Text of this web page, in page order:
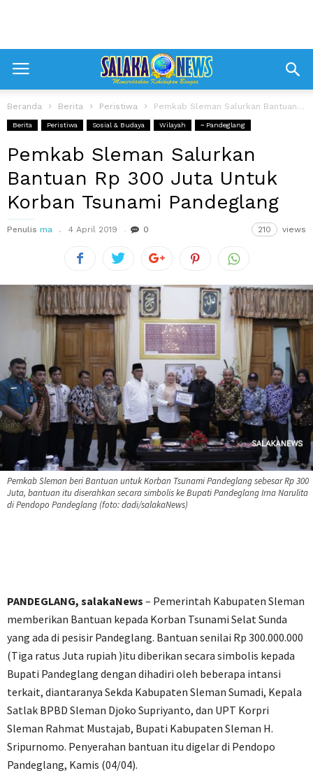
Beranda Berita Peristiwa Pemkab Sleman Salurkan Bantuan Rp 300 Juta Untuk Korban Tsunami Pandeglang
Berita Peristiwa Sosial & Budaya Wilayah ~ Pandeglang
Pemkab Sleman Salurkan
Bantuan Rp 300 Juta Untuk
Korban Tsunami Pandeglang
Penulis ma 4 April 2019 0 210 views
Pemkab Sleman beri Bantuan untuk Korban Tsunami Pandeglang sebesar Rp 300
Juta, bantuan itu diserahkan secara simbolis ke Bupati Pandeglang Irna Narulita
di Pendopo Pandeglang (foto: dadi/salakaNews)
PANDEGLANG, salakaNews – Pemerintah Kabupaten Sleman
memberikan Bantuan kepada Korban Tsunami Selat Sunda
yang ada di pesisir Pandeglang. Bantuan senilai Rp 300.000.000
(Tiga ratus Juta rupiah )itu diberikan secara simbolis kepada
Bupati Pandeglang dengan dihadiri oleh beberapa intansi
terkait, diantaranya Sekda Kabupaten Sleman Sumadi, Kepala
Satlak BPBD Sleman Djoko Supriyanto, dan UPT Korpri
Sleman Rahmat Mustajab, Bupati Kabupaten Sleman H.
Sripurnomo. Penyerahan bantuan itu digelar di Pendopo
Pandeglang, Kamis (04/04).